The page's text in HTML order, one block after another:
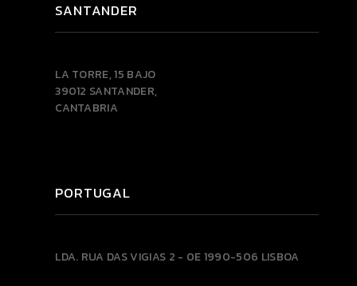
SANTANDER
LA TORRE, 15 BAJO
39012 SANTANDER,
CANTABRIA
PORTUGAL
LDA. RUA DAS VIGIAS 2 - 0E1990-506 LISBOA